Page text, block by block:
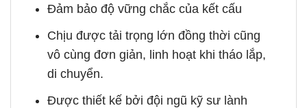
Đảm bảo độ vững chắc của kết cấu
Chịu được tải trọng lớn đồng thời cũng
vô cùng đơn giản, linh hoạt khi tháo lắp,
di chuyển.
Được thiết kế bởi đội ngũ kỹ sư lành